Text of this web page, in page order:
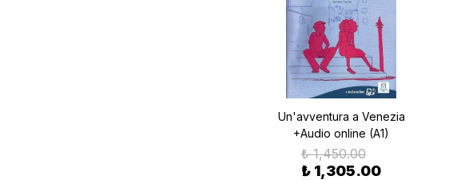
Un'avventura a Venezia
+Audio online (A1)
₺ 1,450.00
₺ 1,305.00